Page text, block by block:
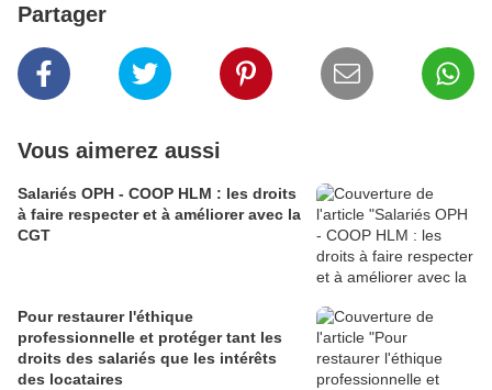
Partager
Vous aimerez aussi
Salariés OPH - COOP HLM : les droits
à faire respecter et à améliorer avec la
CGT
Pour restaurer l'éthique
professionnelle et protéger tant les
droits des salariés que les intérêts
des locataires